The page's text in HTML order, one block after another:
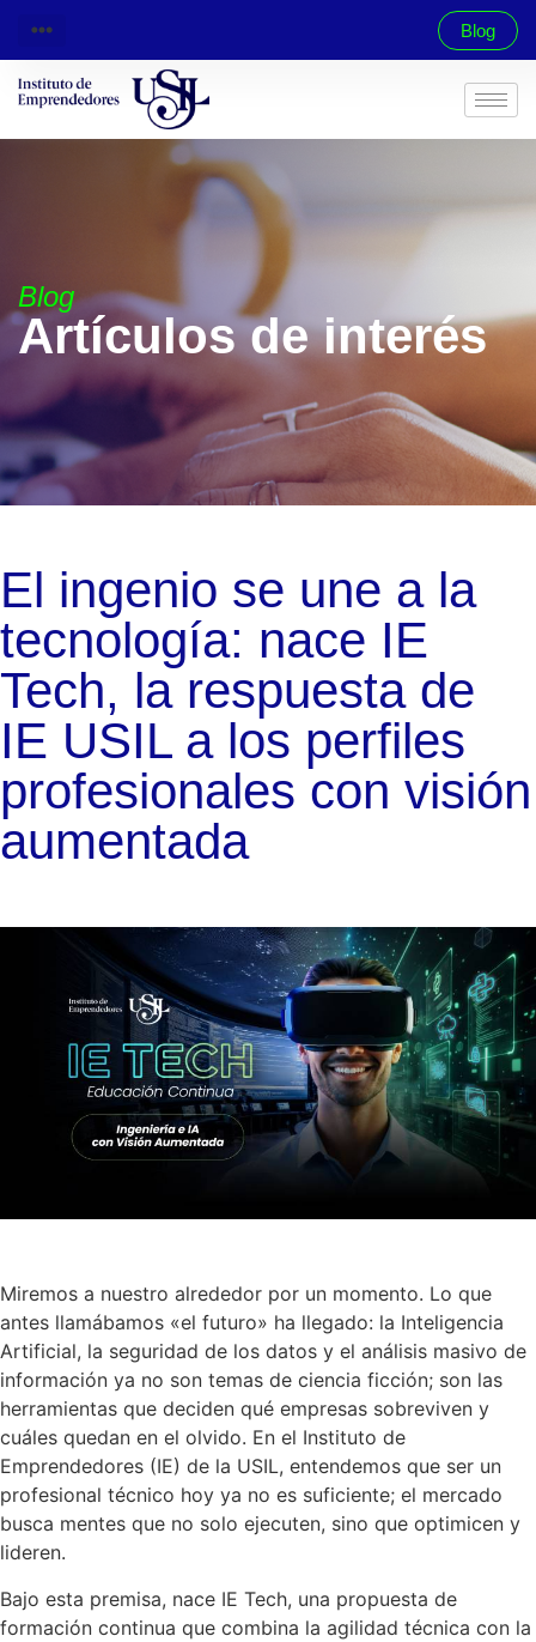
Blog
Blog
Artículos de interés
El ingenio se une a la
tecnología: nace IE
Tech, la respuesta de
IE USIL a los perfiles
profesionales con visión
aumentada
Miremos a nuestro alrededor por un momento. Lo que
antes llamábamos «el futuro» ha llegado: la Inteligencia
Artificial, la seguridad de los datos y el análisis masivo de
información ya no son temas de ciencia ficción; son las
herramientas que deciden qué empresas sobreviven y
cuáles quedan en el olvido. En el Instituto de
Emprendedores (IE) de la USIL, entendemos que ser un
profesional técnico hoy ya no es suficiente; el mercado
busca mentes que no solo ejecuten, sino que optimicen y
lideren.
Bajo esta premisa, nace IE Tech, una propuesta de
formación continua que combina la agilidad técnica con la